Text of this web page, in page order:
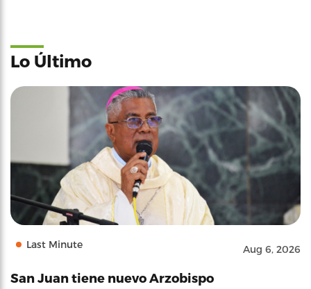
Lo Último
Last Minute Aug 6, 2026
San Juan tiene nuevo Arzobispo